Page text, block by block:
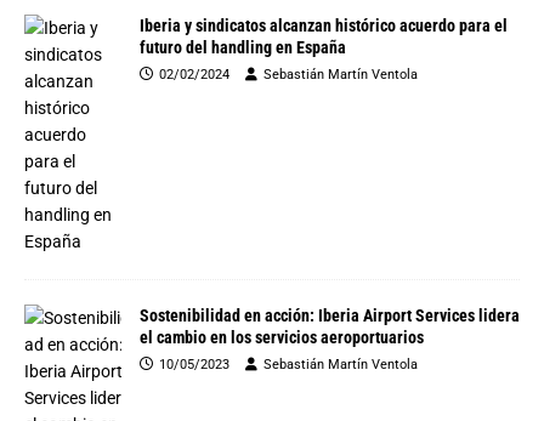
Iberia y sindicatos alcanzan histórico acuerdo para el
futuro del handling en España
02/02/2024 Sebastián Martín Ventola
Sostenibilidad en acción: Iberia Airport Services lidera
el cambio en los servicios aeroportuarios
10/05/2023 Sebastián Martín Ventola